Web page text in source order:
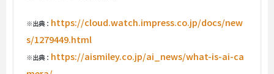
※出典： https://cloud.watch.impress.co.jp/docs/new
s/1279449.html
※出典： https://aismiley.co.jp/ai_news/what-is-ai-ca